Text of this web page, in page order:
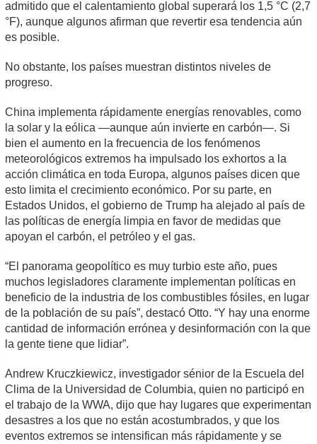
admitido que el calentamiento global superará los 1,5 °C (2,7
°F), aunque algunos afirman que revertir esa tendencia aún
es posible.
No obstante, los países muestran distintos niveles de
progreso.
China implementa rápidamente energías renovables, como
la solar y la eólica —aunque aún invierte en carbón—. Si
bien el aumento en la frecuencia de los fenómenos
meteorológicos extremos ha impulsado los exhortos a la
acción climática en toda Europa, algunos países dicen que
esto limita el crecimiento económico. Por su parte, en
Estados Unidos, el gobierno de Trump ha alejado al país de
las políticas de energía limpia en favor de medidas que
apoyan el carbón, el petróleo y el gas.
“El panorama geopolítico es muy turbio este año, pues
muchos legisladores claramente implementan políticas en
beneficio de la industria de los combustibles fósiles, en lugar
de la población de su país”, destacó Otto. “Y hay una enorme
cantidad de información errónea y desinformación con la que
la gente tiene que lidiar”.
Andrew Kruczkiewicz, investigador sénior de la Escuela del
Clima de la Universidad de Columbia, quien no participó en
el trabajo de la WWA, dijo que hay lugares que experimentan
desastres a los que no están acostumbrados, y que los
eventos extremos se intensifican más rápidamente y se